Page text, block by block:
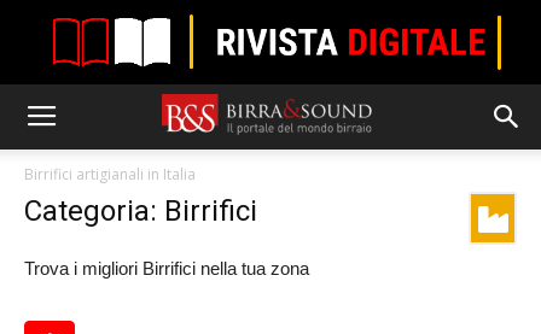
Birrifici artigianali in Italia
Categoria: Birrifici
Trova i migliori Birrifici nella tua zona